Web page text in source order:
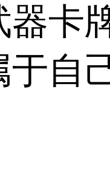
器卡
于自